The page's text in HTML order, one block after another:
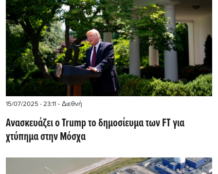
15/07/2025 - 23:11 - Διεθνή
Ανασκευάζει ο Trump το δημοσίευμα των FT για
χτύπημα στην Μόσχα